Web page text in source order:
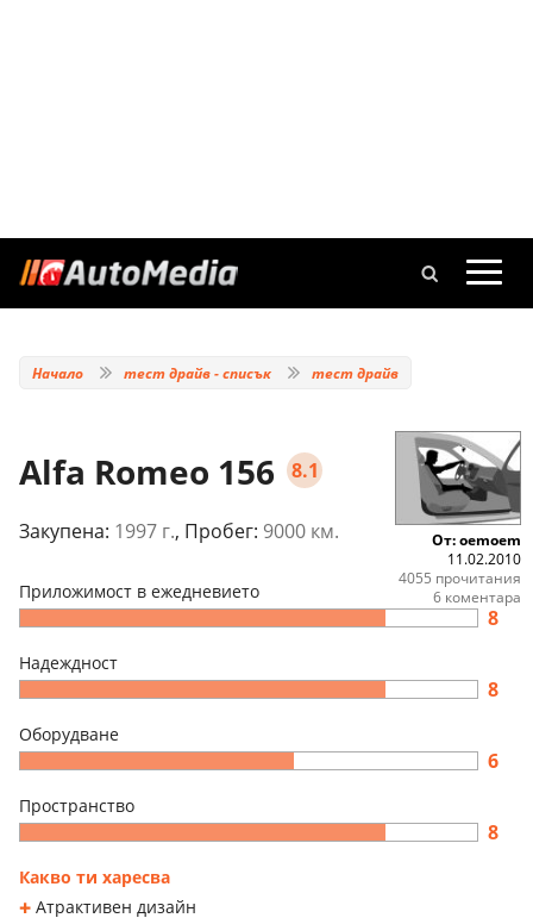
Начало тест драйв - списък тест драйв
Alfa Romeo 156 8.1
Закупена: 1997 г., Пробег: 9000 км.
Приложимост в ежедневието
8
Надеждност
8
Оборудване
6
Пространство
8
Какво ти харесва
Атрактивен дизайн
От: oemoem
11.02.2010
4055 прочитания
6 коментара